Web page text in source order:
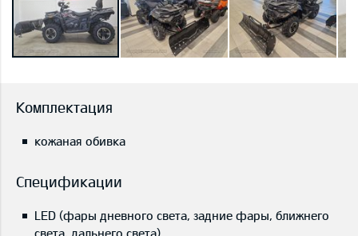
Комплектация
кожаная обивка
Спецификации
LED (фары дневного света, задние фары, ближнего